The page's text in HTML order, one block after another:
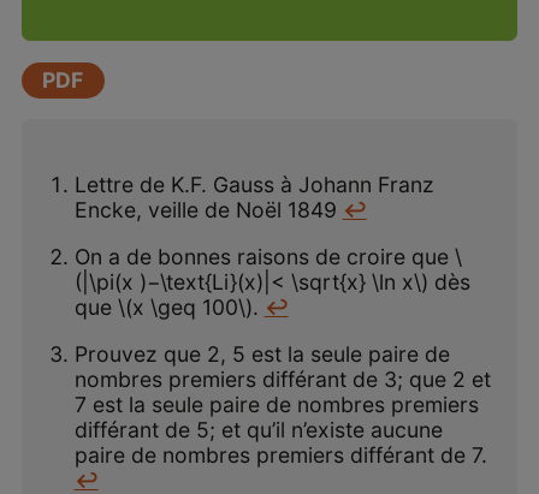
PDF
Lettre de K.F. Gauss à Johann Franz
Encke, veille de Noël 1849 ↩
On a de bonnes raisons de croire que \
(|\pi(x )−\text{Li}(x)|< \sqrt{x} \ln x\) dès
que \(x \geq 100\). ↩
Prouvez que 2, 5 est la seule paire de
nombres premiers différant de 3; que 2 et
7 est la seule paire de nombres premiers
différant de 5; et qu’il n’existe aucune
paire de nombres premiers différant de 7.
↩